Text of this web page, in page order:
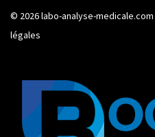
© 2026labo-analyse-medicale.com
légales